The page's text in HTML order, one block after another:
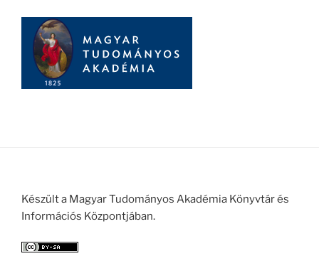
Készült a Magyar Tudományos Akadémia Könyvtár és
Információs Központjában.